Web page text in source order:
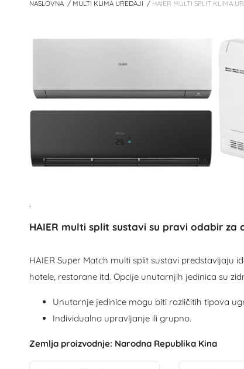
NASLOVNA MULTI KLIMA UREĐAJI HAIER MULTI SPLIT KLIMA
HAIER multi split sustavi su pravi odabir
HAIER Super Match multi split sustavi predstavljaju
hotele, restorane itd. Opcije unutarnjih jedinica su
Unutarnje jedinice mogu biti različitih tipova
Individualno upravljanje ili grupno.
Zemlja proizvodnje: Narodna Republika Kina